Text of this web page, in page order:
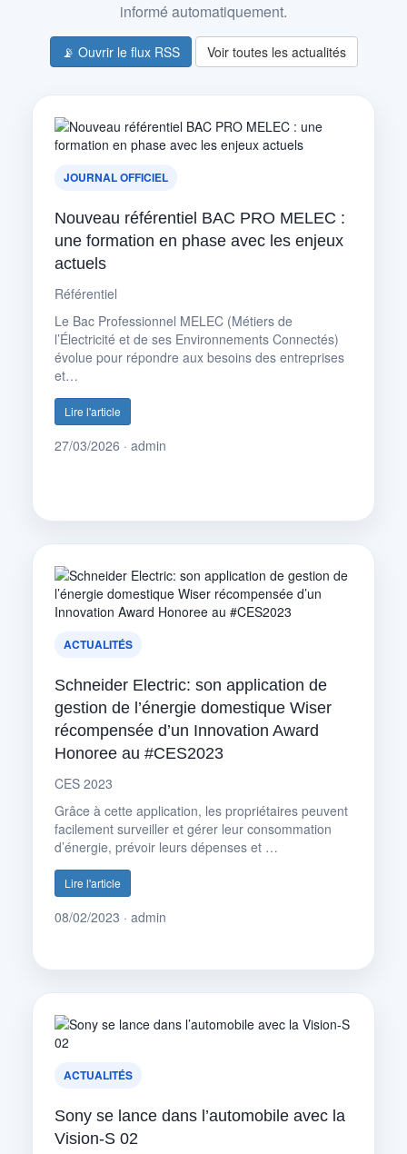
informé automatiquement.
📡 Ouvrir le flux RSS Voir toutes les actualités
JOURNAL OFFICIEL
Nouveau référentiel BAC PRO MELEC :
une formation en phase avec les enjeux
actuels
Référentiel
Le Bac Professionnel MELEC (Métiers de
l’Électricité et de ses Environnements Connectés)
évolue pour répondre aux besoins des entreprises
et…
Lire l'article
27/03/2026 · admin
ACTUALITÉS
Schneider Electric: son application de
gestion de l’énergie domestique Wiser
récompensée d’un Innovation Award
Honoree au #CES2023
CES 2023
Grâce à cette application, les propriétaires peuvent
facilement surveiller et gérer leur consommation
d’énergie, prévoir leurs dépenses et …
Lire l'article
08/02/2023 · admin
ACTUALITÉS
Sony se lance dans l’automobile avec la
Vision-S 02